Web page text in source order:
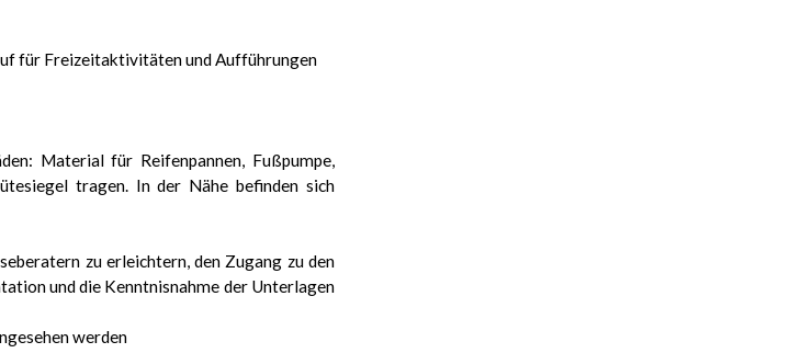
für Freizeitaktivitäten und Aufführungen
Material für Reifenpannen, Fußpumpe,
tragen. In der Nähe befinden sich
zu erleichtern, den Zugang zu den
und die Kenntnisnahme der Unterlagen
werden